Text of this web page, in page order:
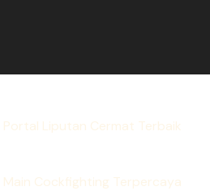
Portal Liputan Cermat Terbaik
Main Cockfighting Terpercaya